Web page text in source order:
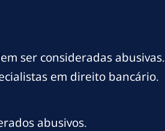
ser consideradas abusivas.
em direito bancário.
abusivos.